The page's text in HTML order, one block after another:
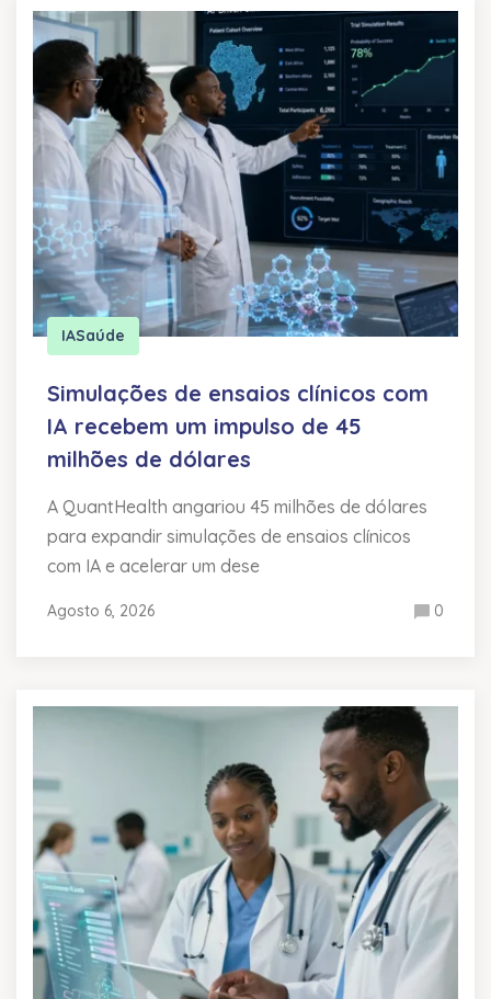
IASaúde
Simulações de ensaios clínicos com
IA recebem um impulso de 45
milhões de dólares
A QuantHealth angariou 45 milhões de dólares
para expandir simulações de ensaios clínicos
com IA e acelerar um dese
Agosto 6, 2026 0